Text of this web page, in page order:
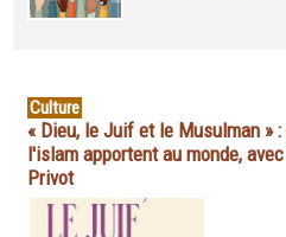
Culture
« Dieu, le Juif et le Musulman »
l'islam apportent au monde,
Privot